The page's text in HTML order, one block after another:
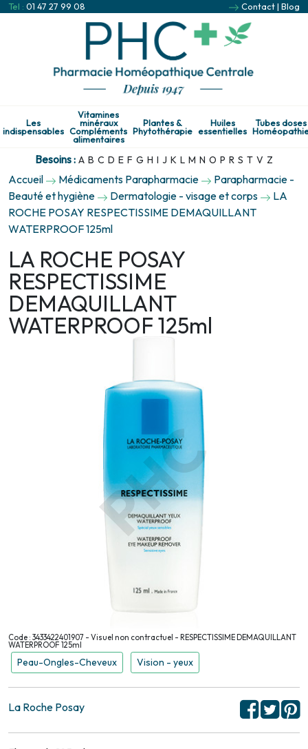
Tel : 01 47 27 99 08 Contact| Blog
Les
indispensables
Vitamines
minéraux
Compléments
alimentaires
Plantes &
Phytothérapie
Huiles
essentielles
Tubes doses
Besoins : A B C D E F G H I J K L M N O P R S T V Z
Accueil Médicaments Parapharmacie
Parapharmacie -
Beauté et hygiène
Dermatologie - visage et corps
LA
ROCHE POSAY RESPECTISSIME DEMAQUILLANT
WATERPROOF 125ml
LA ROCHE POSAY
RESPECTISSIME
DEMAQUILLANT
WATERPROOF 125ml
Code : 3433422401907 - Visuel non contractuel - RESPECTISSIME DEMAQUILLANT
WATERPROOF 125ml
Peau-Ongles-Cheveux Vision - yeux
La Roche Posay